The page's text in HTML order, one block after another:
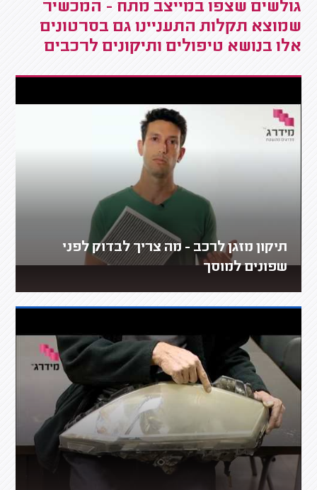
גולשים שצפו במייצב מתח - המכשיר
שמוצא תקלות התעניינו גם בסרטונים
אלו בנושא טיפולים ותיקונים לרכבים
תיקון מזגן לרכב - מה צריך לבדוק לפני
שפונים למוסך